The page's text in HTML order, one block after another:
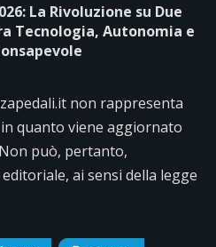
La Rivoluzione su Due
Tecnologia, Autonomia e
non rappresenta
quanto viene aggiornato
può, pertanto,
ai sensi della legge